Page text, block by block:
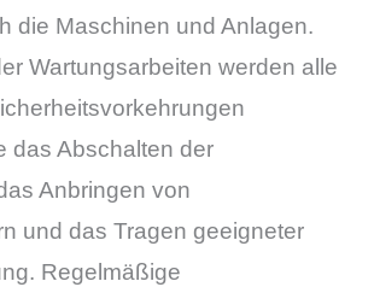
die Maschinen und Anlagen.
Wartungsarbeiten werden alle
das Abschalten der
Anbringen von
und das Tragen geeigneter
Regelmäßige